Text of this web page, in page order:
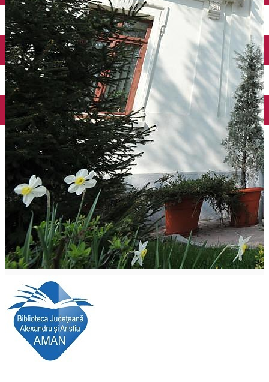
English
Închirieri auto
Închirieri biciclete
Taxi
Încărcare vehicule electrice